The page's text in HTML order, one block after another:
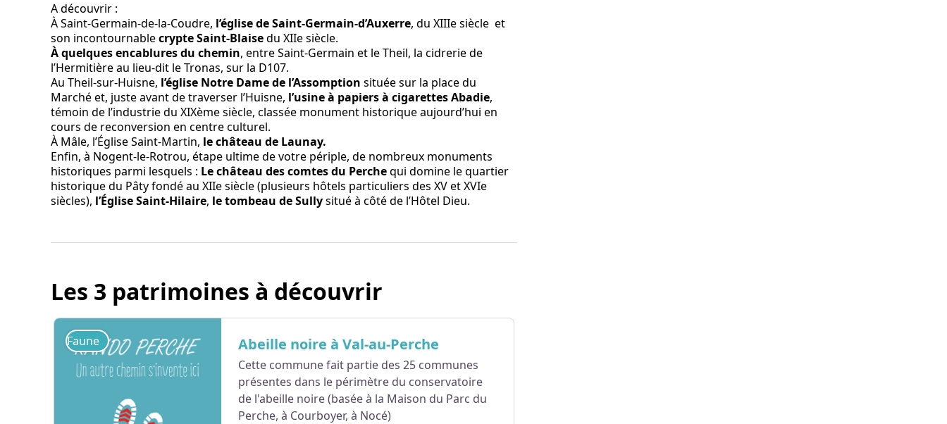
A découvrir :
À Saint-Germain-de-la-Coudre, l’église de Saint-Germain-d’Auxerre, du XIIIe siècle et
son incontournablecrypte Saint-Blaisedu XIIe siècle.
À quelques encablures du chemin, entre Saint-Germain et le Theil, la cidrerie de
l’Hermitière au lieu-dit le Tronas, sur la D107.
Au Theil-sur-Huisne, l’église Notre Dame de l’Assomption située sur la place du
Marché et, juste avant de traverser l’Huisne, l’usine à papiers à cigarettes Abadie,
témoin de l’industrie du XIXème siècle, classée monument historique aujourd’hui en
cours de reconversion en centre culturel.
À Mâle, l’Église Saint-Martin, le château de Launay.
Enfin, à Nogent-le-Rotrou, étape ultime de votre périple, de nombreux monuments
historiques parmi lesquels : Le château des comtes du Perchequi domine le quartier
historique du Pâty fondé au XIIe siècle (plusieurs hôtels particuliers des XV et XVIe
siècles), l’Église Saint-Hilaire, le tombeau de Sullysitué à côté de l’Hôtel Dieu.
Les 3 patrimoines à découvrir
Faune Abeille noire à Val-au-Perche
Cette commune fait partie des 25 communes
présentes dans le périmètre du conservatoire
de l'abeille noire (basée à la Maison du Parc du
Perche, à Courboyer, à Nocé)